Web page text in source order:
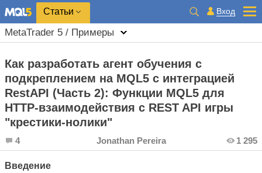
Статьи Вход
MetaTrader 5 / Примеры
Как разработать агент обучения с
подкреплением на MQL5 с интеграцией
RestAPI (Часть 2): Функции MQL5 для
HTTP-взаимодействия с REST API игры
"крестики-нолики"
4 Jonathan Pereira 1 295
Введение